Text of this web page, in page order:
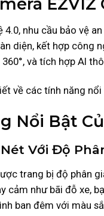
nhu cầu bảo vệ
diện, kết hợp công
360°, và tích hợp AI
về các tính năng nổi
Nổi Bật
Với Độ
trang bị độ phân
cảm như bãi đỗ xe,
ban đêm với màu